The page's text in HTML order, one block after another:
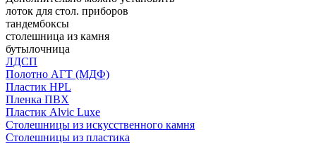
лоток для стол. приборов
тандембоксы
столешница из камня
бутылочница
ЛДСП
Полотно АГТ (МДФ)
Пластик HPL
Пленка ПВХ
Пластик Alvic Luxe
Столешницы из искусственного камня
Столешницы из пластика